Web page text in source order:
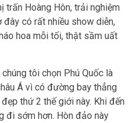
trấn Hoàng Hôn, trải nghiệm
có rất nhiều show diễn,
hoa mỗi tối, thật sầm uất
tôi chọn Phú Quốc là
Á vì có đường bay thẳng
thứ 2 thế giới này. Khi đến
đi sớm hơn. Hòn đảo này